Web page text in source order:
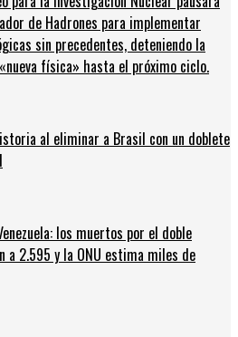
de Hadrones para implementar
sin precedentes, deteniendo la
física» hasta el próximo ciclo.
al eliminar a Brasil con un doblete
los muertos por el doble
a 2.595 y la ONU estima miles de